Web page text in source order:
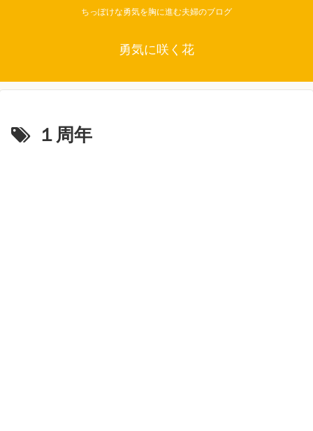
ちっぽけな勇気を胸に進む夫婦のブログ
勇気に咲く花
１周年